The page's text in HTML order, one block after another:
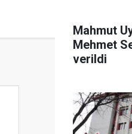
Mahmut
Mehmet
verildi